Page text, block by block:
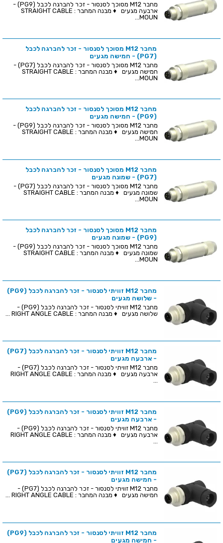
מחבר M12 מסוכך לסנסור - זכר להברגה לכבל (PG9) -
ארבעה מגעים ♦ מבנה המחבר : STRAIGHT CABLE
MOUN...
מחבר M12 מסוכך לסנסור - זכר להברגה לכבל
(PG7) - חמישה מגעים
מחבר M12 מסוכך לסנסור - זכר להברגה לכבל (PG7) -
חמישה מגעים ♦ מבנה המחבר : STRAIGHT CABLE
MOUN...
מחבר M12 מסוכך לסנסור - זכר להברגה לכבל
(PG9) - חמישה מגעים
מחבר M12 מסוכך לסנסור - זכר להברגה לכבל (PG9) -
חמישה מגעים ♦ מבנה המחבר : STRAIGHT CABLE
MOUN...
מחבר M12 מסוכך לסנסור - זכר להברגה לכבל
(PG7) - שמונה מגעים
מחבר M12 מסוכך לסנסור - זכר להברגה לכבל (PG7) -
שמונה מגעים ♦ מבנה המחבר : STRAIGHT CABLE
MOUN...
מחבר M12 מסוכך לסנסור - זכר להברגה לכבל
(PG9) - שמונה מגעים
מחבר M12 מסוכך לסנסור - זכר להברגה לכבל (PG9) -
שמונה מגעים ♦ מבנה המחבר : STRAIGHT CABLE
MOUN...
מחבר M12 זוויתי לסנסור - זכר להברגה לכבל (PG9)
- שלושה מגעים
מחבר M12 זוויתי לסנסור - זכר להברגה לכבל (PG9) -
שלושה מגעים ♦ מבנה המחבר : RIGHT ANGLE CABLE ...
מחבר M12 זוויתי לסנסור - זכר להברגה לכבל (PG7)
- ארבעה מגעים
מחבר M12 זוויתי לסנסור - זכר להברגה לכבל (PG7) -
ארבעה מגעים ♦ מבנה המחבר : RIGHT ANGLE CABLE
...
מחבר M12 זוויתי לסנסור - זכר להברגה לכבל (PG9)
- ארבעה מגעים
מחבר M12 זוויתי לסנסור - זכר להברגה לכבל (PG9) -
ארבעה מגעים ♦ מבנה המחבר : RIGHT ANGLE CABLE
מחבר M12 זוויתי לסנסור - זכר להברגה לכבל (PG7)
- חמישה מגעים
מחבר M12 זוויתי לסנסור - זכר להברגה לכבל (PG7) -
חמישה מגעים ♦ מבנה המחבר : RIGHT ANGLE CABLE ...
מחבר M12 זוויתי לסנסור - זכר להברגה לכבל (PG9)
- חמישה מגעים